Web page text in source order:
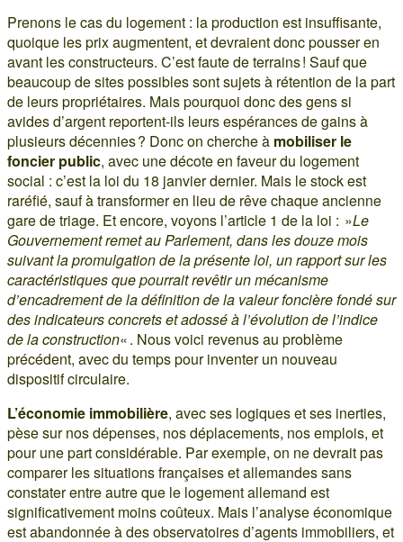
Prenons le cas du logement : la production est insuffisante,
quoique les prix augmentent, et devraient donc pousser en
avant les constructeurs. C’est faute de terrains ! Sauf que
beaucoup de sites possibles sont sujets à rétention de la part
de leurs propriétaires. Mais pourquoi donc des gens si
avides d’argent reportent-ils leurs espérances de gains à
plusieurs décennies ? Donc on cherche à mobiliser le
foncier public, avec une décote en faveur du logement
social : c’est la loi du 18 janvier dernier. Mais le stock est
raréfié, sauf à transformer en lieu de rêve chaque ancienne
gare de triage. Et encore, voyons l’article 1 de la loi : »Le
Gouvernement remet au Parlement, dans les douze mois
suivant la promulgation de la présente loi, un rapport sur les
caractéristiques que pourrait revêtir un mécanisme
d’encadrement de la définition de la valeur foncière fondé sur
des indicateurs concrets et adossé à l’évolution de l’indice
de la construction« . Nous voici revenus au problème
précédent, avec du temps pour inventer un nouveau
dispositif circulaire.
L’économie immobilière, avec ses logiques et ses inerties,
pèse sur nos dépenses, nos déplacements, nos emplois, et
pour une part considérable. Par exemple, on ne devrait pas
comparer les situations françaises et allemandes sans
constater entre autre que le logement allemand est
significativement moins coûteux. Mais l’analyse économique
est abandonnée à des observatoires d’agents immobiliers, et